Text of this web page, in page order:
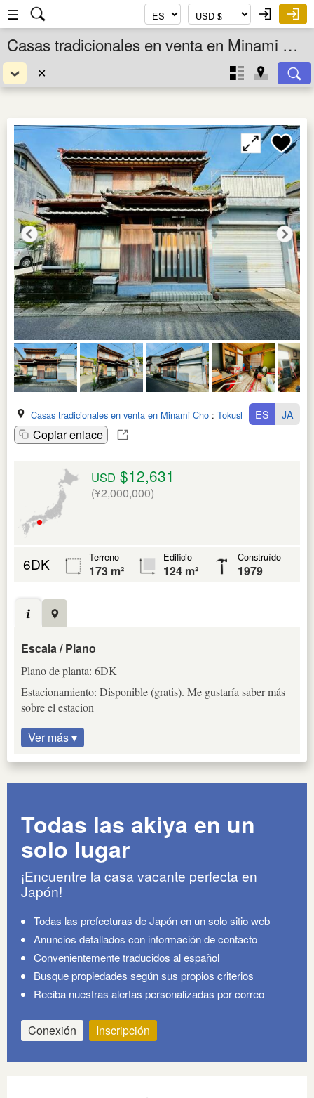
☰
Casas tradicionales en venta en Minami Cho, Tokushima Ken, Shikoku, Japón
✕
Casas tradicionales en venta en Minami Cho : Tokushima Ken
Copiar enlace
ES JA
USD $12,631
(¥2,000,000)
6DK Terreno
173 m²
Edificio
124 m²
Construído
1979
Escala / Plano
Plano de planta: 6DK
Estacionamiento: Disponible (gratis). Me gustaría saber más
sobre el estacion
Ver más ▾
Todas las akiya en un
solo lugar
¡Encuentre la casa vacante perfecta en
Japón!
Todas las prefecturas de Japón en un solo sitio web
Anuncios detallados con información de contacto
Convenientemente traducidos al español
Busque propiedades según sus propios criterios
Reciba nuestras alertas personalizadas por correo
Conexión Inscripción